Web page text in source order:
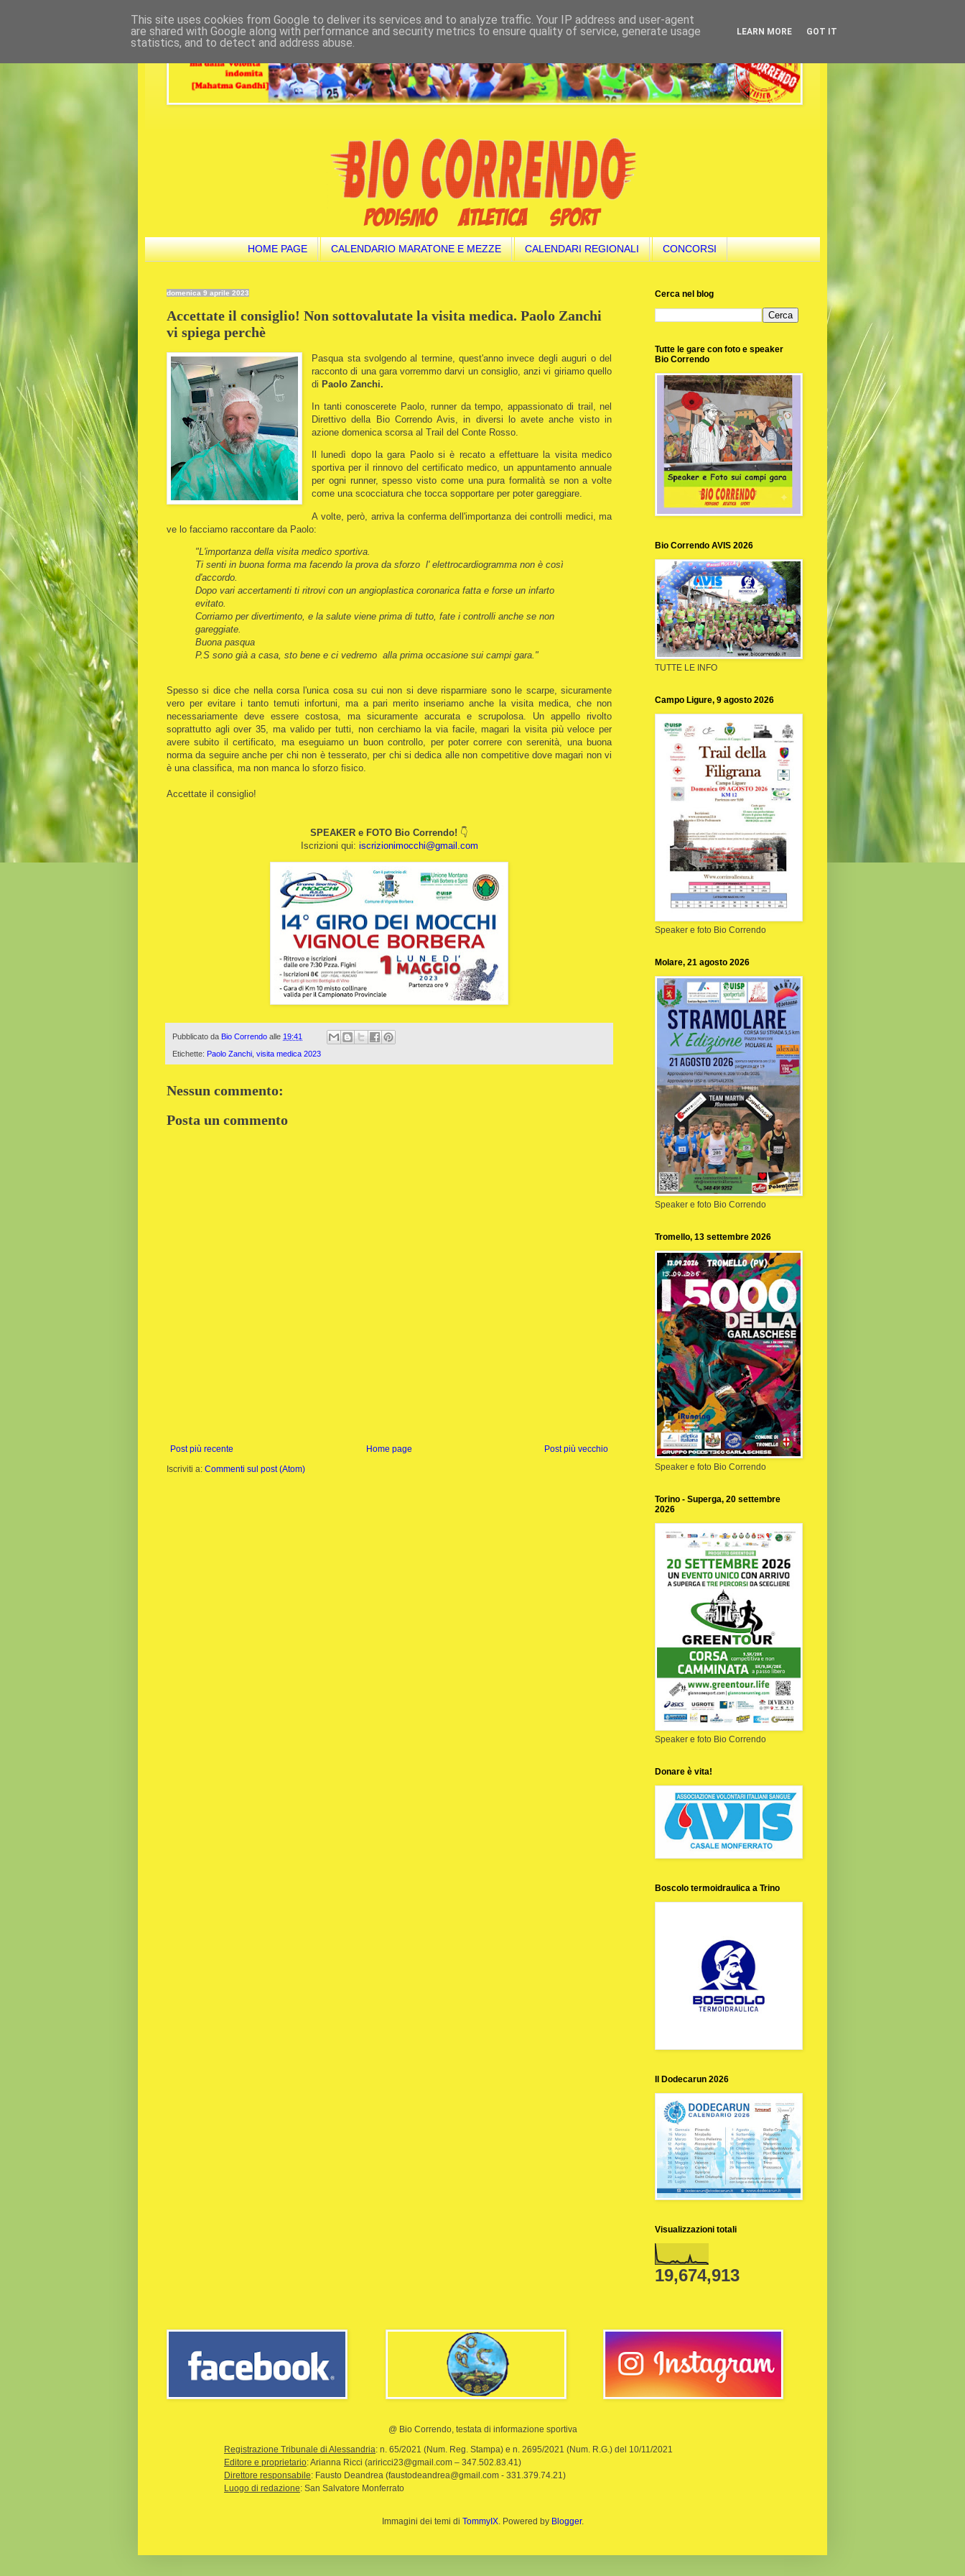
HOME PAGE CALENDARIO MARATONE E MEZZE CALENDARI REGIONALI CONCORSI
domenica 9 aprile 2023
Accettate il consiglio! Non sottovalutate la visita medica. Paolo Zanchi
vi spiega perchè
Pasqua sta svolgendo al termine, quest'anno invece degli auguri o del
racconto di una gara vorremmo darvi un consiglio, anzi vi giriamo quello
di Paolo Zanchi.
In tanti conoscerete Paolo, runner da tempo, appassionato di trail, nel
Direttivo della Bio Correndo Avis, in diversi lo avete anche visto in
azione domenica scorsa al Trail del Conte Rosso.
Il lunedì dopo la gara Paolo si è recato a effettuare la visita medico
sportiva per il rinnovo del certificato medico, un appuntamento annuale
per ogni runner, spesso visto come una pura formalità se non a volte
come una scocciatura che tocca sopportare per poter gareggiare.
A volte, però, arriva la conferma dell'importanza dei controlli medici, ma
ve lo facciamo raccontare da Paolo:
"L'importanza della visita medico sportiva.
Ti senti in buona forma ma facendo la prova da sforzo l' elettrocardiogramma non è così
d'accordo.
Dopo vari accertamenti ti ritrovi con un angioplastica coronarica fatta e forse un infarto
evitato.
Corriamo per divertimento, e la salute viene prima di tutto, fate i controlli anche se non
gareggiate.
Buona pasqua
P.S sono già a casa, sto bene e ci vedremo alla prima occasione sui campi gara."
Spesso si dice che nella corsa l'unica cosa su cui non si deve risparmiare sono le scarpe, sicuramente
vero per evitare i tanto temuti infortuni, ma a pari merito inseriamo anche la visita medica, che non
necessariamente deve essere costosa, ma sicuramente accurata e scrupolosa. Un appello rivolto
soprattutto agli over 35, ma valido per tutti, non cerchiamo la via facile, magari la visita più veloce per
avere subito il certificato, ma eseguiamo un buon controllo, per poter correre con serenità, una buona
norma da seguire anche per chi non è tesserato, per chi si dedica alle non competitive dove magari non vi
è una classifica, ma non manca lo sforzo fisico.
Accettate il consiglio!
SPEAKER e FOTO Bio Correndo! 👇
Iscrizioni qui: iscrizionimocchi@gmail.com
Pubblicato da Bio Correndo alle 19:41
Etichette: Paolo Zanchi, visita medica 2023
Nessun commento:
Posta un commento
Post più recente Post più vecchio
Home page
Iscriviti a: Commenti sul post (Atom)
Cerca nel blog
Tutte le gare con foto e speaker
Bio Correndo
Bio Correndo AVIS 2026
TUTTE LE INFO
Campo Ligure, 9 agosto 2026
Speaker e foto Bio Correndo
Molare, 21 agosto 2026
Speaker e foto Bio Correndo
Tromello, 13 settembre 2026
Speaker e foto Bio Correndo
Torino - Superga, 20 settembre
2026
Speaker e foto Bio Correndo
Donare è vita!
Boscolo termoidraulica a Trino
Il Dodecarun 2026
Visualizzazioni totali
19,674,913
@ Bio Correndo, testata di informazione sportiva
Registrazione Tribunale di Alessandria: n. 65/2021 (Num. Reg. Stampa) e n. 2695/2021 (Num. R.G.) del 10/11/2021
Editore e proprietario: Arianna Ricci (ariricci23@gmail.com – 347.502.83.41)
Direttore responsabile: Fausto Deandrea (faustodeandrea@gmail.com - 331.379.74.21)
Luogo di redazione: San Salvatore Monferrato
Immagini dei temi di TommyIX. Powered by Blogger.
This site uses cookies from Google to deliver its services and to analyze traffic. Your IP address and user-agent
are shared with Google along with performance and security metrics to ensure quality of service, generate usage
statistics, and to detect and address abuse.
LEARN MORE GOT IT